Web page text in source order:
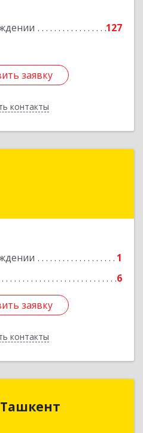
127
заявку
контакты
заявку
1
6
заявку
контакты
Хамзинский район,
заявку
Бит,Ташкент
район, ул. Афросиаб,